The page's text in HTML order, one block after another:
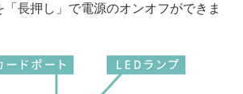
長押し」で電源のオンオフができま